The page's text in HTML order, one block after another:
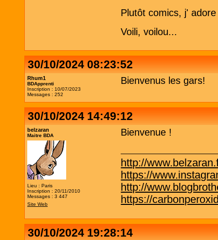
Plutôt comics, j'
Voili, voilou...
30/10/2024 08:23:52
Rhum1
BDApprenti
Inscription : 10/07/2023
Messages : 252
Bienvenus les gars!
30/10/2024 14:49:12
belzaran
Maitre BDA
Lieu : Paris
Inscription : 20/11/2010
Messages : 3 447
Site Web
Bienvenue !
http://
https://
http://
https://
30/10/2024 19:28:14